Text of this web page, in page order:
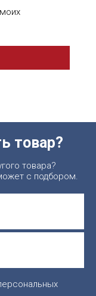
товар?
товара?
с подбором.